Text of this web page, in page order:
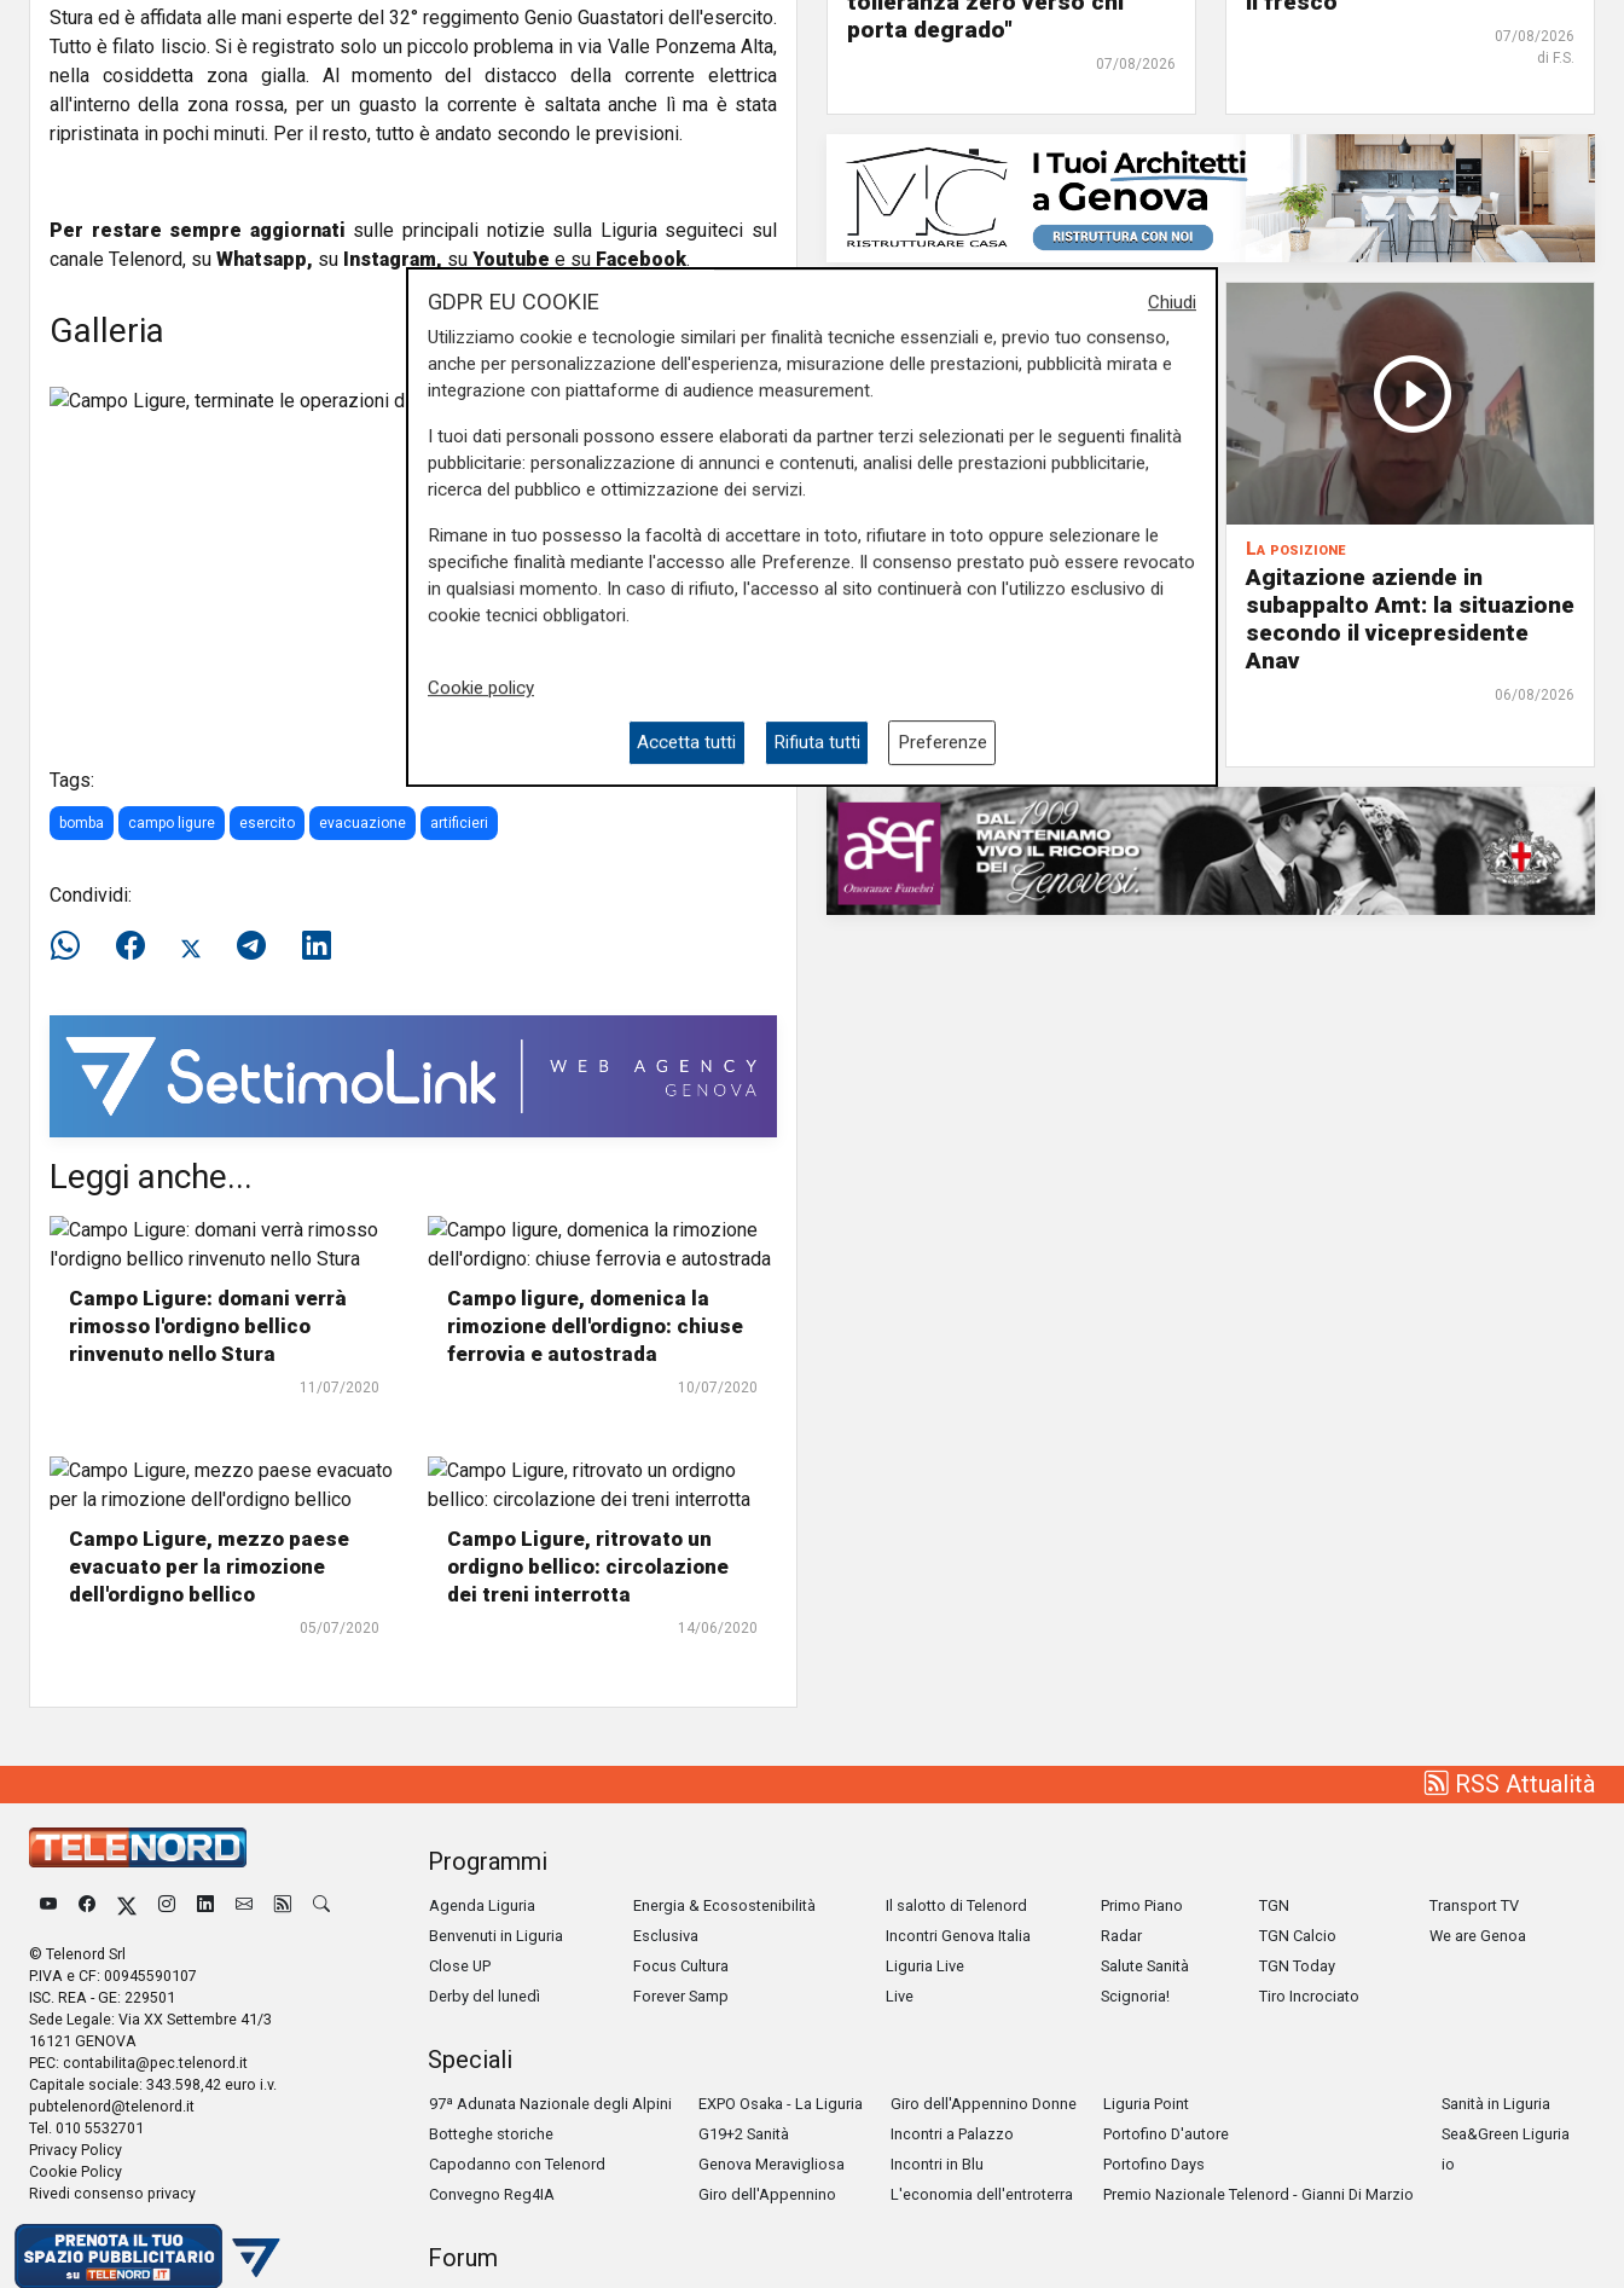
Stura ed è affidata alle mani esperte del 32° reggimento Genio Guastatori dell'esercito.
Tutto è filato liscio. Si è registrato solo un piccolo problema in via Valle Ponzema Alta,
nella cosiddetta zona gialla. Al momento del distacco della corrente elettrica
all'interno della zona rossa, per un guasto la corrente è saltata anche lì ma è stata
ripristinata in pochi minuti. Per il resto, tutto è andato secondo le previsioni.
Per restare sempre aggiornati sulle principali notizie sulla Liguria seguiteci sul
canale Telenord, su Whatsapp, su Instagram, su Youtube e su Facebook.
Galleria
Successivo
Tags:
bomba campo ligure esercito evacuazione artificieri
Condividi:
Leggi anche...
Campo Ligure: domani verrà
rimosso l'ordigno bellico
rinvenuto nello Stura
11/07/2020
Campo ligure, domenica la
rimozione dell'ordigno: chiuse
ferrovia e autostrada
10/07/2020
Campo Ligure, mezzo paese
evacuato per la rimozione
dell'ordigno bellico
05/07/2020
Campo Ligure, ritrovato un
ordigno bellico: circolazione
dei treni interrotta
14/06/2020
porta degrado"
07/08/2026
07/08/2026
di F.S.
Programma
Genova si prepara
all'autunno: oltre due milioni
La posizione
Agitazione aziende in
subappalto Amt: la situazione
secondo il vicepresidente
Anav
06/08/2026
RSS Attualità
© Telenord Srl
P.IVA e CF: 00945590107
ISC. REA - GE: 229501
Sede Legale: Via XX Settembre 41/3
16121 GENOVA
PEC: contabilita@pec.telenord.it
Capitale sociale: 343.598,42 euro i.v.
pubtelenord@telenord.it
Tel. 010 5532701
Privacy Policy
Cookie Policy
Rivedi consenso privacy
Programmi
Agenda Liguria
Benvenuti in Liguria
Close UP
Derby del lunedì
Energia & Ecosostenibilità
Esclusiva
Focus Cultura
Forever Samp
Il salotto di Telenord
Incontri Genova Italia
Liguria Live
Live
Primo Piano
Radar
Salute Sanità
Scignoria!
TGN
TGN Calcio
TGN Today
Tiro Incrociato
Transport TV
We are Genoa
Speciali
97ª Adunata Nazionale degli Alpini
Botteghe storiche
Capodanno con Telenord
Convegno Reg4IA
EXPO Osaka - La Liguria
G19+2 Sanità
Genova Meravigliosa
Giro dell'Appennino
Giro dell'Appennino Donne
Incontri a Palazzo
Incontri in Blu
L'economia dell'entroterra
Liguria Point
Portofino D'autore
Portofino Days
Premio Nazionale Telenord - Gianni Di Marzio
Sanità in Liguria
Sea&Green Liguria
io
Forum
Chiudi
GDPR EU COOKIE
Utilizziamo cookie e tecnologie similari per finalità tecniche essenziali e, previo tuo consenso,
anche per personalizzazione dell'esperienza, misurazione delle prestazioni, pubblicità mirata e
integrazione con piattaforme di audience measurement.
I tuoi dati personali possono essere elaborati da partner terzi selezionati per le seguenti finalità
pubblicitarie: personalizzazione di annunci e contenuti, analisi delle prestazioni pubblicitarie,
ricerca del pubblico e ottimizzazione dei servizi.
Rimane in tuo possesso la facoltà di accettare in toto, rifiutare in toto oppure selezionare le
specifiche finalità mediante l'accesso alle Preferenze. Il consenso prestato può essere revocato
in qualsiasi momento. In caso di rifiuto, l'accesso al sito continuerà con l'utilizzo esclusivo di
cookie tecnici obbligatori.
Cookie policy
Accetta tutti Rifiuta tutti Preferenze